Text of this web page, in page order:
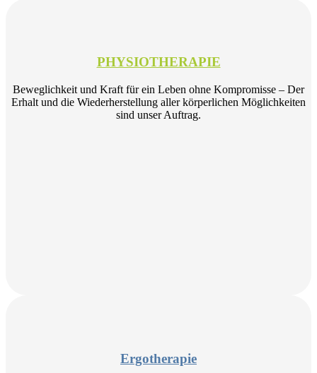
PHYSIOTHERAPIE
Beweglichkeit und Kraft für ein Leben ohne Kompromisse – Der
Erhalt und die Wiederherstellung aller körperlichen Möglichkeiten
sind unser Auftrag.
Ergotherapie